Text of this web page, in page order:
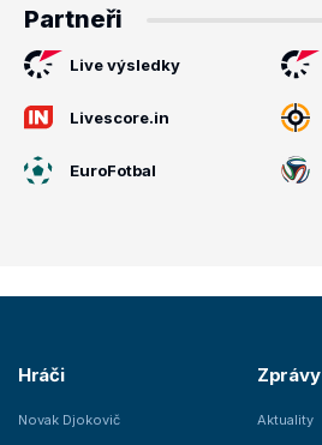
Partneři
Live výsledky
Livescore.in
EuroFotbal
Hráči
Novak Djokovič
Zprávy
Aktuality